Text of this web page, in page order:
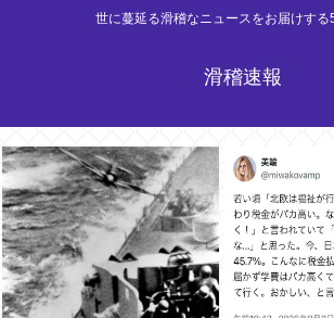
世に蔓延る滑稽なニュースをお届けする
滑稽速報